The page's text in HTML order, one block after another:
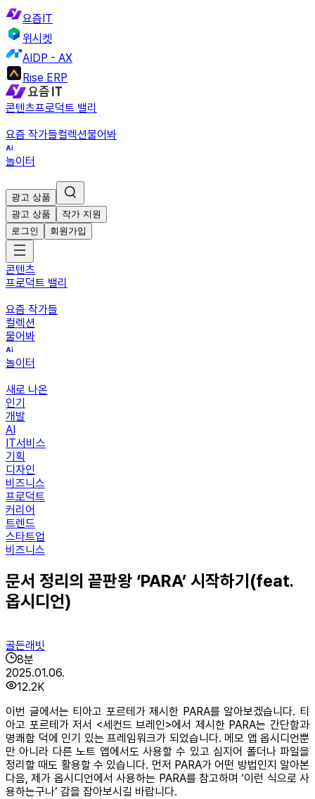
요즘IT
위시켓
AIDP - AX
Rise ERP
콘텐츠프로덕트 밸리
요즘 작가들컬렉션물어봐
놀이터
광고 상품
광고 상품
작가 지원
로그인
회원가입
콘텐츠
프로덕트 밸리
요즘 작가들
컬렉션
물어봐
놀이터
새로 나온
인기
개발
AI
IT서비스
기획
디자인
비즈니스
프로덕트
커리어
트렌드
스타트업
비즈니스
문서 정리의 끝판왕 ‘PARA’ 시작하기(feat.
옵시디언)
골든래빗
8분
2025.01.06.
12.2K
이번 글에서는 티아고 포르테가 제시한 PARA를 알아보겠습니다. 티
아고 포르테가 저서 <세컨드 브레인>에서 제시한 PARA는 간단함과
명쾌함 덕에 인기 있는 프레임워크가 되었습니다. 메모 앱 옵시디언뿐
만 아니라 다른 노트 앱에서도 사용할 수 있고 심지어 폴더나 파일을
정리할 때도 활용할 수 있습니다. 먼저 PARA가 어떤 방법인지 알아본
다음, 제가 옵시디언에서 사용하는 PARA를 참고하며 ‘이런 식으로 사
용하는구나’ 감을 잡아보시길 바랍니다.